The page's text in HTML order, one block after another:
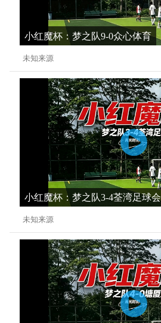
小红魔杯：梦之队9-0众心体育
未知来源
小红魔杯：梦之队3-4荃湾足球会
未知来源